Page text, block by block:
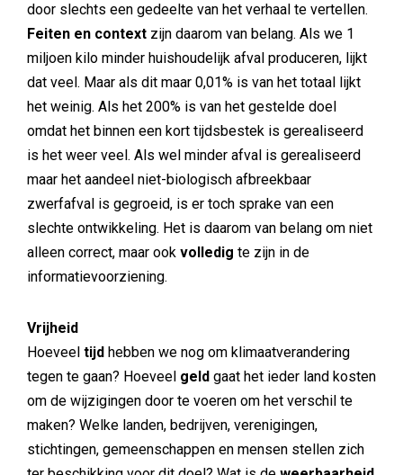
door slechts een gedeelte van het verhaal te vertellen.
Feiten en context zijn daarom van belang. Als we 1
miljoen kilo minder huishoudelijk afval produceren, lijkt
dat veel. Maar als dit maar 0,01% is van het totaal lijkt
het weinig. Als het 200% is van het gestelde doel
omdat het binnen een kort tijdsbestek is gerealiseerd
is het weer veel. Als wel minder afval is gerealiseerd
maar het aandeel niet-biologisch afbreekbaar
zwerfafval is gegroeid, is er toch sprake van een
slechte ontwikkeling. Het is daarom van belang om niet
alleen correct, maar ook volledig te zijn in de
informatievoorziening.
Vrijheid
Hoeveel tijd hebben we nog om klimaatverandering
tegen te gaan? Hoeveel geld gaat het ieder land kosten
om de wijzigingen door te voeren om het verschil te
maken? Welke landen, bedrijven, verenigingen,
stichtingen, gemeenschappen en mensen stellen zich